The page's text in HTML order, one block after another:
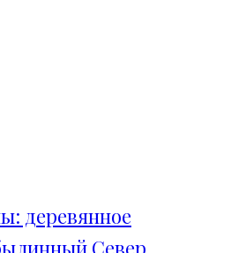
деревянное
Север